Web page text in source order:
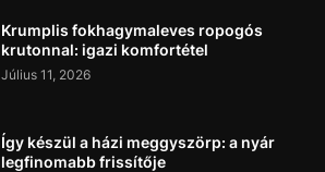
Krumplis fokhagymaleves ropogós
krutonnal: igazi komfortétel
Július 11, 2026
Így készül a házi meggyszörp: a nyár
legfinomabb frissítője